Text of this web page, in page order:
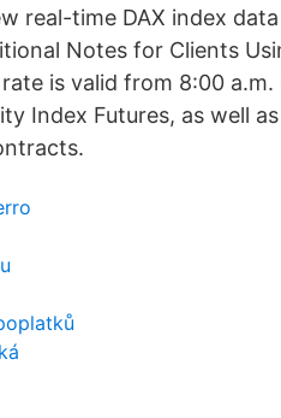
real-time DAX index
Notes for Clients
is valid from 8:00
Index Futures, as well